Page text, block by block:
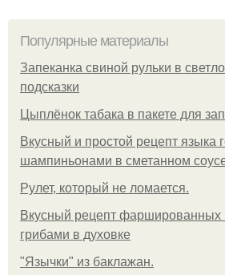
Популярные материалы
Запеканка свиной рульки в
подсказки
Цыплёнок табака в пакете для
Вкусный и простой рецепт языка
шампиньонами в сметанном
Рулет, который не ломается.
Вкусный рецепт фаршированных
грибами в духовке
"Язычки" из баклажан.